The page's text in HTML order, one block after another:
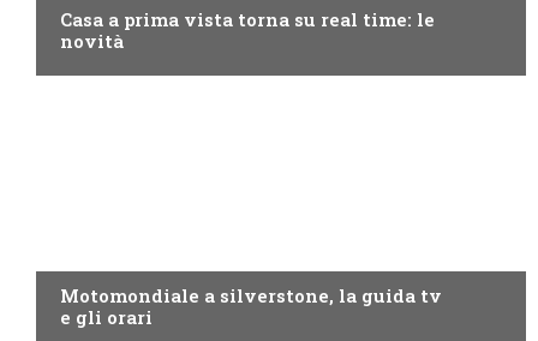
Casa a prima vista torna su real time: le
novità
Motomondiale a silverstone, la guida tv
e gli orari